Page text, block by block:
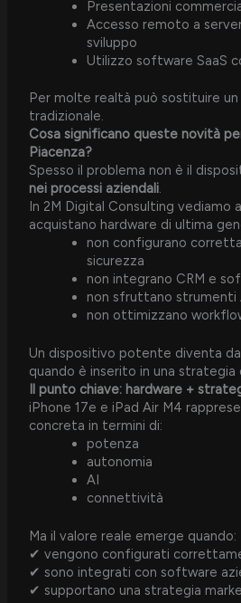
Presentazioni
Accesso remoto a
sviluppo
Utilizzo software SaaS
Per molte realtà può sostituire
tradizionale.
Cosa significano queste novità
Piacenza?
Spesso il problema non è il
nei processi aziendali.
In 2M Digital Consulting vediamo
acquistano hardware di ultima
non configurano
sicurezza
non integrano CRM e
non sfruttano strumenti
non ottimizzano
Un dispositivo potente diventa
quando è inserito in una
Il punto chiave: hardware +
iPhone 17e e iPad Air M4
concreta in termini di:
potenza
autonomia
AI
connettività
Ma il valore reale emerge quando:
✔ vengono configurati
✔ sono integrati con software
✔ supportano una strategia